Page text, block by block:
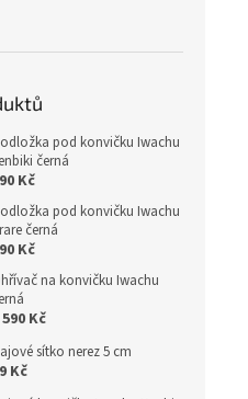
pod konvičku Iwachu
černá
Kč
pod konvičku Iwachu
černá
Kč
na konvičku Iwachu
590 Kč
sítko nerez 5 cm
Kč